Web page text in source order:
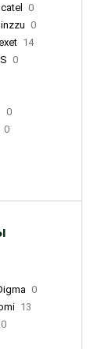
0
0
14
0
0
0
0
13
0